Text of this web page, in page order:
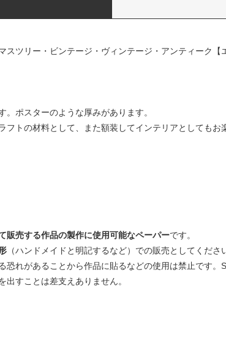
スツリー・ビンテージ・ヴィンテージ・アンティーク
ポスターのような厚みがあります。
トの材料として、また額装してインテリアとしてもお
販売する作品の製作に使用可能なペーパーです。
（ハンドメイドと明記するなど）での販売としてくだ
恐れがあることから作品に貼るなどの使用は禁止です
すことは差支えありません。